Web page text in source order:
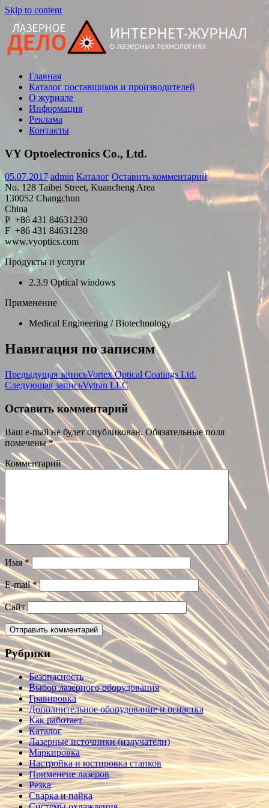
Skip to content
Статьи,
новости,
обзоры
Главная
Каталог поставщиков и производителей
О журнале
Информация
Реклама
Контакты
VY Optoelectronics Co., Ltd.
05.07.2017 admin Каталог Оставить комментарий
No. 128 Taibei Street, Kuancheng Area
130052 Changchun
China
P +86 431 84631230
F +86 431 84631230
www.vyoptics.com
Продукты и услуги
2.3.9 Optical windows
Применение
Medical Engineering / Biotechnology
Навигация по записям
Предыдущая записьVortex Optical Coatings Ltd.
Следующая записьVytran LLC
Оставить комментарий
Ваш e-mail не будет опубликован. Обязательные поля
помечены*
Комментарий
Имя*
E-mail*
Сайт
Рубрики
Безопасность
Выбор лазерного оборудования
Гравировка
Дополнительное оборудование и оснастка
Как работает
Каталог
Лазерные источники (излучатели)
Маркировка
Настройка и юстировка станков
Применеие лазеров
Резка
Сварка и пайка